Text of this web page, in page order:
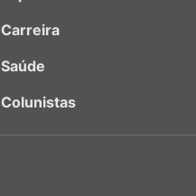
Carreira
Saúde
Colunistas